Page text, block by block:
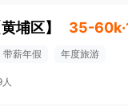
黄埔区】 35-
带薪年假 年度旅游